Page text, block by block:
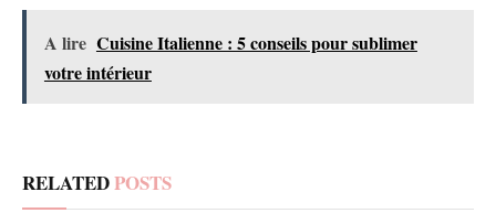
A lire Cuisine Italienne : 5 conseils pour sublimer
votre intérieur
RELATEDPOSTS